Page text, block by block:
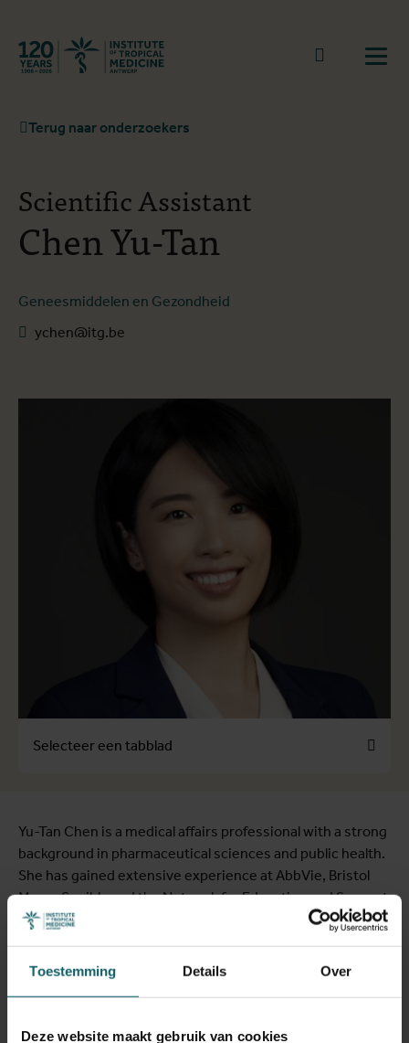
Toestemming Details Over
Deze website maakt gebruik van cookies
Terug naar start
Naar
Terug naar onderzoekers
Chen Yu-Tan
Scientific Assistant
Geneesmiddelen en Gezondheid
ychen@itg.be
Selecteer een tabblad
Bekijk volledige lijst van publicaties
View full fingerprint
Bekijk volledige lijst met projecten
Yu-Tan Chen is a medical affairs professional with a strong
background in pharmaceutical sciences and public health.
She has gained extensive experience at AbbVie, Bristol
Myers Squibb, and the Network for Education and Support
in Immunisation (NESI), working across the
scientific engagement, and medical education initiatives.
Holding master’s degrees in Public Health Methodology
as a Doctor of Veterinary Medicine, she combines